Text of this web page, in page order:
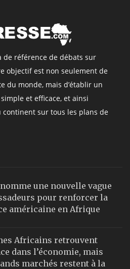
de référence de débats sur
objectif est non seulement de
du monde, mais d’établir un
et efficace, et ainsi
sur tous les plans de
une nouvelle vague
pour renforcer la
américaine en Afrique
Africains retrouvent
dans l’économie, mais
marchés restent à la